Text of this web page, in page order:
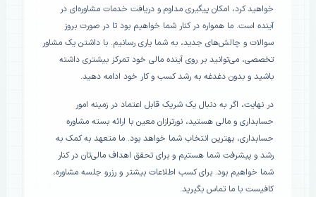
خواهید کرد، امکان پیگیری مداوم و دریافت خدمات مشاوره‌ای در
آینده است. ما همواره در کنار شما خواهیم بود تا در صورت بروز
سوالات و چالش‌های جدید، به شما یاری رسانیم. با داشتن یک مشاور
تخصصی، می‌توانید بر روی آینده مالی خود تمرکز بیشتری داشته
باشید و بدون دغدغه به رشد کسب و کار خود ادامه دهید.
در نهایت، اگر به دنبال یک شریک قابل اعتماد در زمینه امور
حسابداری و مالی هستید، نورترازان معین با ارائه بسته مشاوره
حسابداری، بهترین انتخاب شما خواهد بود. ما متعهد به کمک به
رشد و پیشرفت شما هستیم و برای تحقق اهداف مالی‌تان در کنار
شما خواهیم بود. برای کسب اطلاعات بیشتر و رزرو جلسه مشاوره،
کافیست با ما تماس بگیرید.